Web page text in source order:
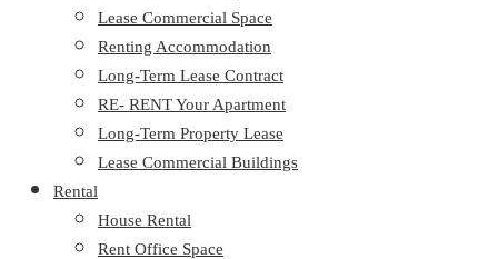
Lease Commercial Space
Renting Accommodation
Long-Term Lease Contract
RE- RENT Your Apartment
Long-Term Property Lease
Lease Commercial Buildings
Rental
House Rental
Rent Office Space